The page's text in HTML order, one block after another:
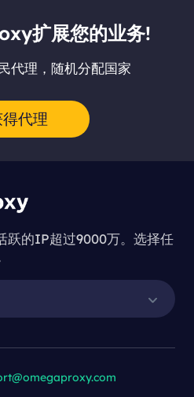
扩展您的业务!
代理，随机分配国家
代理
跃的IP超过9000万。选择任